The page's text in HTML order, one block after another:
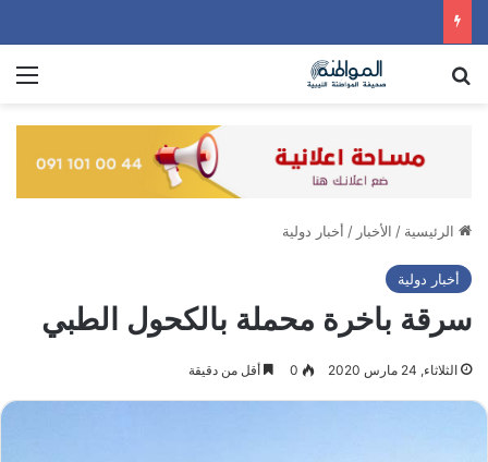
الرئيسية / الأخبار / أخبار دولية
أخبار دولية
سرقة باخرة محملة بالكحول الطبي
الثلاثاء, 24 مارس 2020 0 أقل من دقيقة